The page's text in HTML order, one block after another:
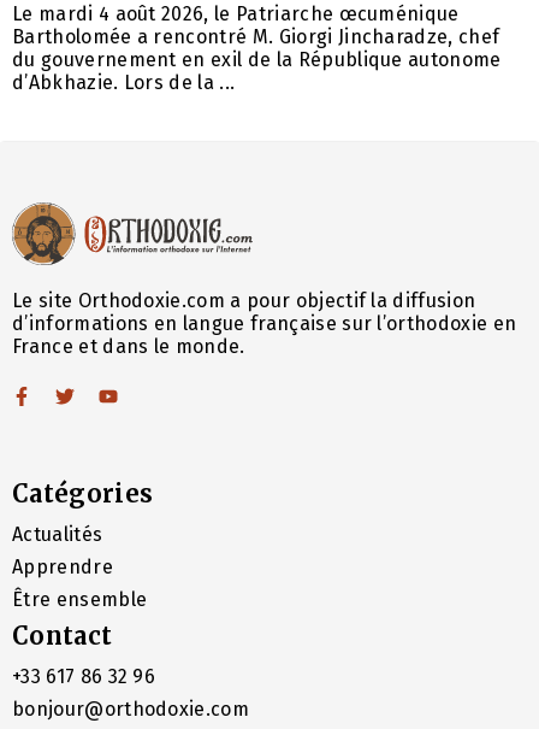
Le mardi 4 août 2026, le Patriarche œcuménique
Bartholomée a rencontré M. Giorgi Jincharadze, chef
du gouvernement en exil de la République autonome
d’Abkhazie. Lors de la ...
Le site Orthodoxie.com a pour objectif la diffusion
d’informations en langue française sur l’orthodoxie en
France et dans le monde.
Catégories
Actualités
Apprendre
Être ensemble
Contact
+33 617 86 32 96
bonjour@orthodoxie.com